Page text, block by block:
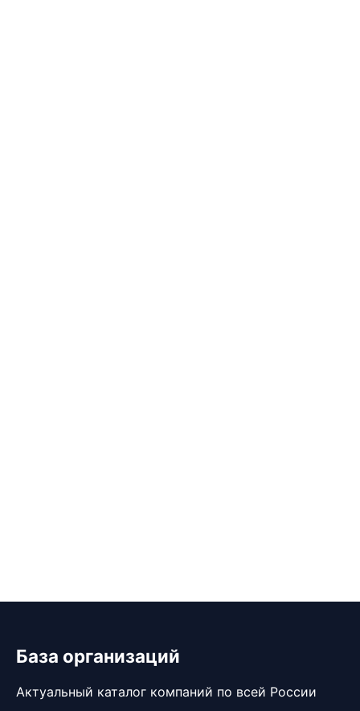
База организаций
Актуальный каталог компаний по всей России